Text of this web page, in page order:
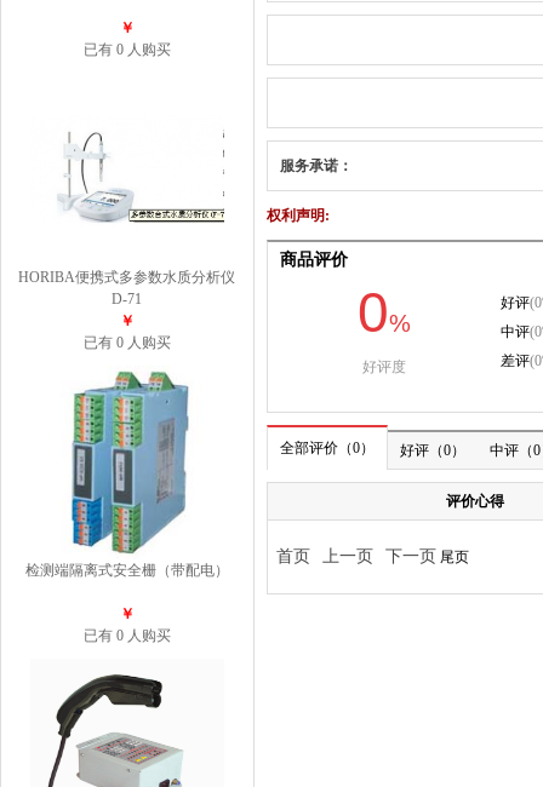
￥
已有 0 人购买
HORIBA便携式多参数水质分析仪
D-71
￥
已有 0 人购买
检测端隔离式安全栅（带配电）
￥
已有 0 人购买
服务承诺：
权利声明: